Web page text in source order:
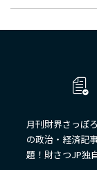
月刊財界さっぽ
の政治・経済記
題！財さつJP独